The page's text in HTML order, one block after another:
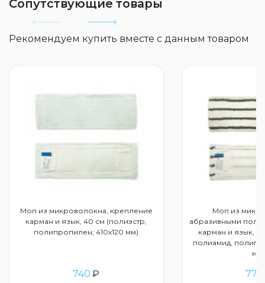
Сопутствующие товары
Рекомендуем купить вместе с данным товаром
Моп из микроволокна, крепление
карман и язык, 40 см (полиэстр,
полипропилен; 410х120 мм)
740 ₽
Моп из
абразивными
карман и язык,
полиамид,
мм)
772